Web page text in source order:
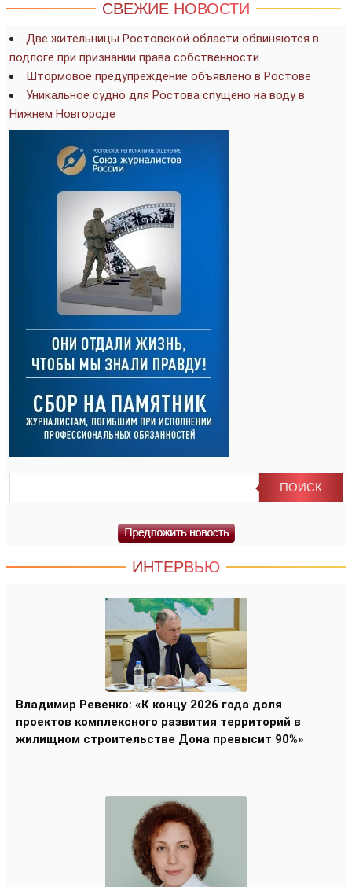
СВЕЖИЕ НОВОСТИ
Две жительницы Ростовской области обвиняются в
подлоге при признании права собственности
Штормовое предупреждение объявлено в Ростове
Уникальное судно для Ростова спущено на воду в
Нижнем Новгороде
ИНТЕРВЬЮ
Владимир Ревенко: «К концу 2026 года доля
проектов комплексного развития территорий в
жилищном строительстве Дона превысит 90%»